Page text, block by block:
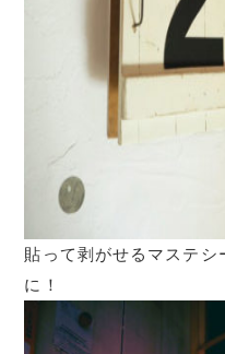
貼って剥がせるマステシ
に！